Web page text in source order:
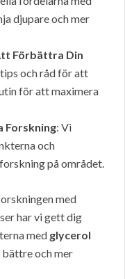
djupare och mer
Förbättra Din
och råd för att
för att maximera
Forskning: Vi
och
på området.
med
har vi gett dig
med glycerol
och mer